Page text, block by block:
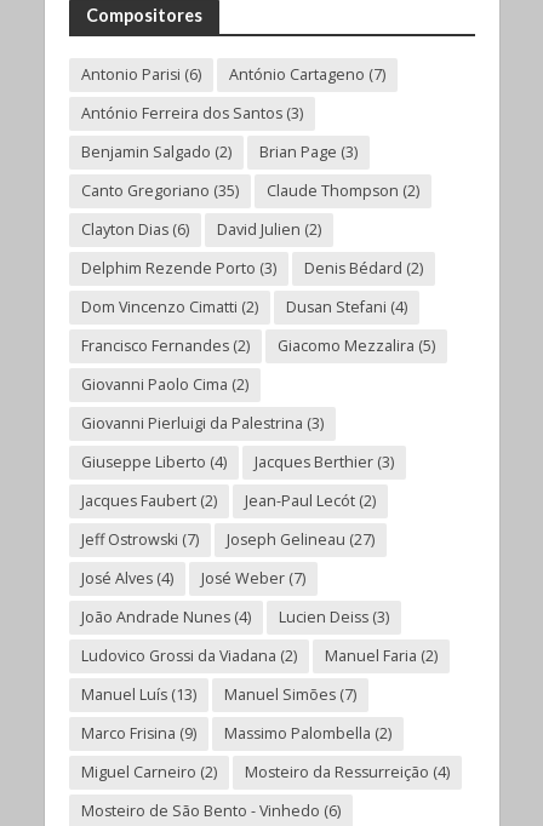
Compositores
Antonio Parisi (6) António Cartageno (7)
António Ferreira dos Santos(3)
Benjamin Salgado (2) Brian Page (3)
Canto Gregoriano (35) Claude Thompson (2)
Clayton Dias(6) David Julien (2)
Delphim Rezende Porto (3) Denis Bédard (2)
Dom Vincenzo Cimatti (2) Dusan Stefani (4)
Francisco Fernandes(2) Giacomo Mezzalira (5)
Giovanni Paolo Cima (2)
Giovanni Pierluigi da Palestrina (3)
Giuseppe Liberto (4) Jacques Berthier(3)
Jacques Faubert(2) Jean-Paul Lecót(2)
Jeff Ostrowski (7) Joseph Gelineau (27)
José Alves(4) José Weber(7)
João Andrade Nunes(4) Lucien Deiss(3)
Ludovico Grossi da Viadana (2) Manuel Faria (2)
Manuel Luís(13) Manuel Simões(7)
Marco Frisina (9) Massimo Palombella (2)
Miguel Carneiro (2) Mosteiro da Ressurreição (4)
Mosteiro de São Bento - Vinhedo (6)